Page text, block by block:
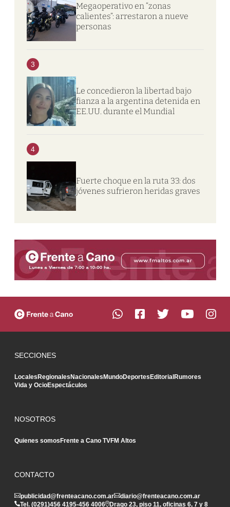
Megaoperativo en “zonas
calientes”: arrestaron a nueve
personas
3
Le concedieron la libertad bajo
fianza a la argentina detenida en
EE.UU. durante el Mundial
4
Fuerte choque en la ruta 33: dos
jóvenes sufrieron heridas graves
SECCIONES
LocalesRegionalesNacionalesMundoDeportesEditorialRumores
Vida y OcioEspectáculos
NOSOTROS
Quienes somosFrente a Cano TVFM Altos
CONTACTO
publicidad@frenteacano.com.ar
diario@frenteacano.com.ar
Tel. (0291)456 4195-456 4006 Drago 23, piso 11, oficinas 6, 7 y 8